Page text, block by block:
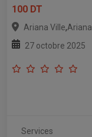
100 DT
Ariana Ville,Ariana
27 octobre 2025
Services